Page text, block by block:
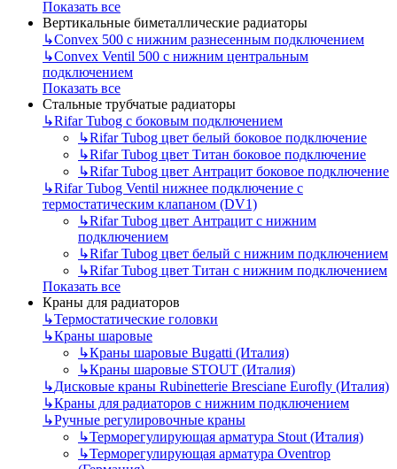
Показать все
Вертикальные биметаллические радиаторы
↳Convex 500 с нижним разнесенным подключением
↳Convex Ventil 500 с нижним центральным
подключением
Показать все
Стальные трубчатые радиаторы
↳Rifar Tubog с боковым подключением
↳Rifar Tubog цвет белый боковое подключение
↳Rifar Tubog цвет Титан боковое подключение
↳Rifar Tubog цвет Антрацит боковое подключение
↳Rifar Tubog Ventil нижнее подключение с
термостатическим клапаном (DV1)
↳Rifar Tubog цвет Антрацит с нижним
подключением
↳Rifar Tubog цвет белый с нижним подключением
↳Rifar Tubog цвет Титан с нижним подключением
Показать все
Краны для радиаторов
↳Термостатические головки
↳Краны шаровые
↳Краны шаровые Bugatti (Италия)
↳Краны шаровые STOUT (Италия)
↳Дисковые краны Rubinetterie Bresciane Eurofly (Италия)
↳Краны для радиаторов с нижним подключением
↳Ручные регулировочные краны
↳Терморегулирующая арматура Stout (Италия)
↳Терморегулирующая арматура Oventrop